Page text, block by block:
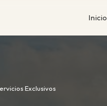
Inicio
Exclusivos